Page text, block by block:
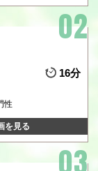
16分
性
を見る